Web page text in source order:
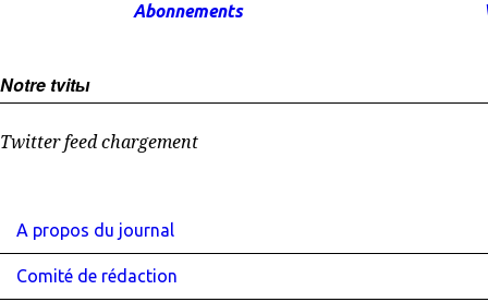
Abonnements
Notre tvitы
Twitter feed chargement
A propos du journal
Comité de rédaction